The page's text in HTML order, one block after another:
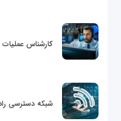
کارشناس
شبکه دسترسی